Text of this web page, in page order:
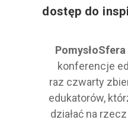
dostęp do
PomysłoSfera
konferencje
raz czwarty
edukatorów,
działać na